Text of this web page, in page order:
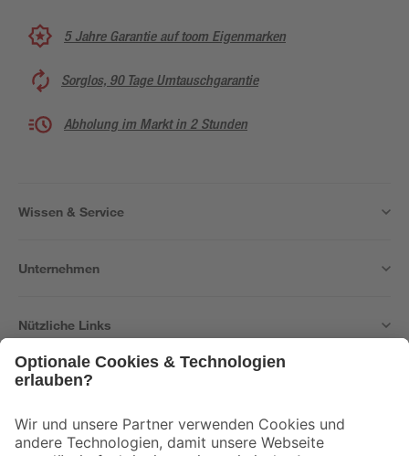
5 Jahre Garantie auf toom Eigenmarken
Sorglos, 90 Tage Umtauschgarantie
Abholung im Markt in 2 Stunden
Wissen & Service
Unternehmen
Nützliche Links
Der toom Newsletter: Keine Angebote und Aktionen mehr verpassen!